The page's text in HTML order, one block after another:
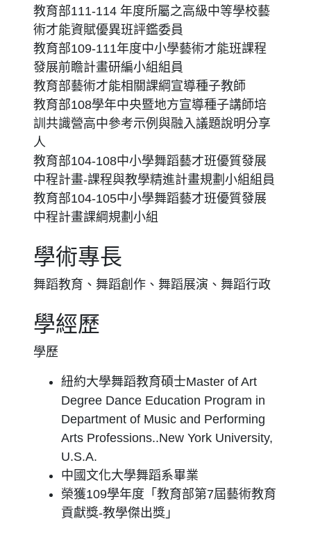
教育部111-114 年度所屬之高級中等學校藝
術才能資賦優異班評鑑委員
教育部109-111年度中小學藝術才能班課程
發展前瞻計畫研編小組組員
教育部藝術才能相關課綱宣導種子教師
教育部108學年中央暨地方宣導種子講師培
訓共識營高中參考示例與融入議題說明分享
人
教育部104-108中小學舞蹈藝才班優質發展
中程計畫-課程與教學精進計畫規劃小組組員
教育部104-105中小學舞蹈藝才班優質發展
中程計畫課綱規劃小組
學術專長
舞蹈教育、舞蹈創作、舞蹈展演、舞蹈行政
學經歷
學歷
紐約大學舞蹈教育碩士Master of Art
Degree Dance Education Program in
Department of Music and Performing
Arts Professions..New York University,
U.S.A.
中國文化大學舞蹈系畢業
榮獲109學年度「教育部第7屆藝術教育
貢獻獎-教學傑出獎」